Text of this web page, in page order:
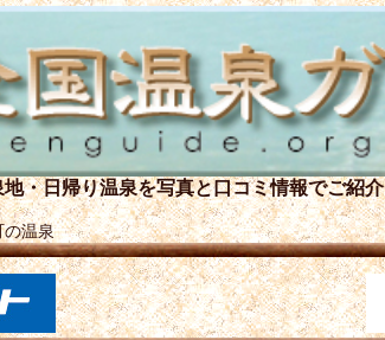
・日帰り温泉を写真と口コミ情報でご紹介
の温泉